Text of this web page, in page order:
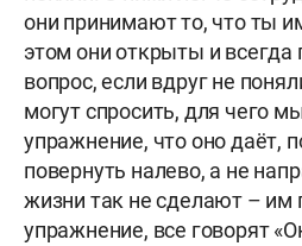
они принимают то, что ты
этом они открыты и всегда
вопрос, если вдруг не
могут спросить, для чего
упражнение, что оно даёт,
повернуть налево, а не
жизни так не сделают –
упражнение, все говорят